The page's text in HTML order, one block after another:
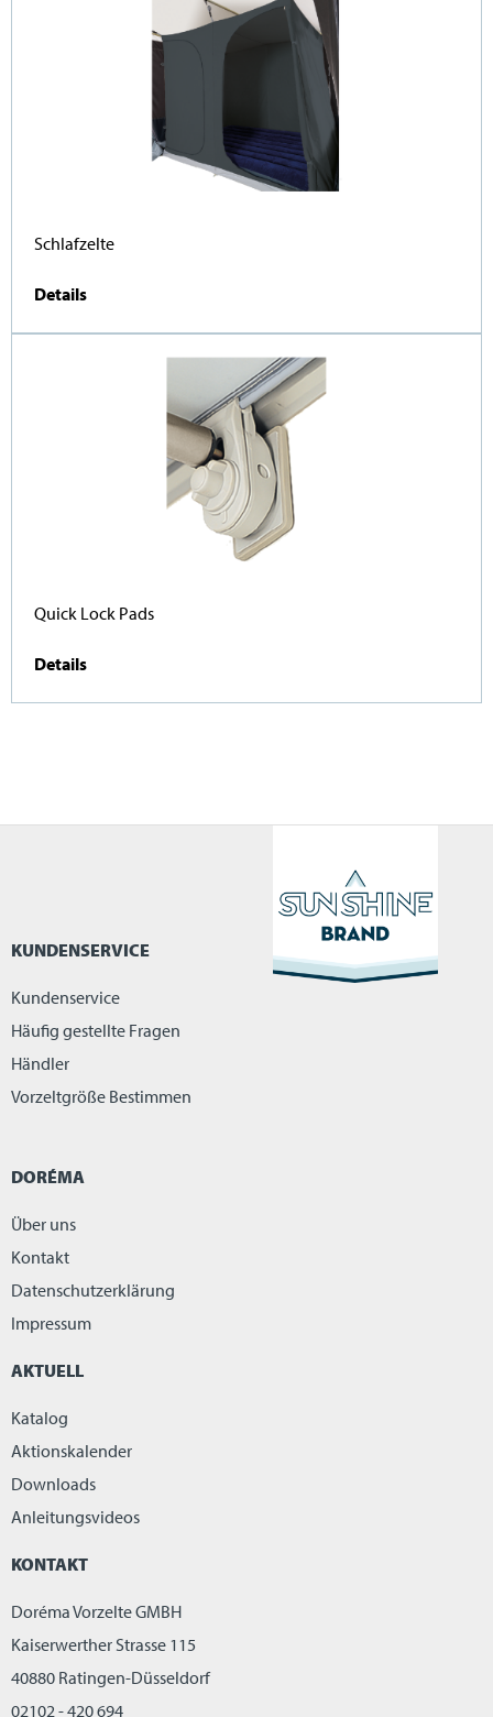
Schlafzelte
Details
Quick Lock Pads
Details
KUNDENSERVICE
Kundenservice
Häufig gestellte Fragen
Händler
Vorzeltgröße Bestimmen
DORÉMA
Über uns
Kontakt
Datenschutzerklärung
Impressum
AKTUELL
Katalog
Aktionskalender
Downloads
Anleitungsvideos
KONTAKT
Doréma Vorzelte GMBH
Kaiserwerther Strasse 115
40880 Ratingen-Düsseldorf
02102 - 420 694